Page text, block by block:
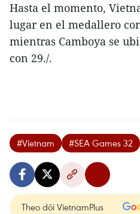
Hasta el momento,
lugar en el medallero
mientras Camboya se
con 29./.
#Vietnam #SEA Games 32
Theo dõi VietnamPlus